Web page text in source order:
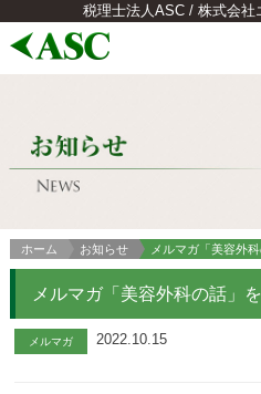
税理士法人ASC / 株式会社
ホーム お知らせ メルマガ「美容外
メルマガ「美容外科の話」
メルマガ 2022.10.15